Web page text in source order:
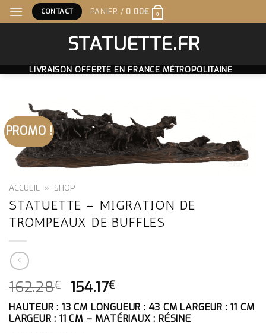
Skip
to
CONTACT PANIER / 0.00€ 0
STATUETTE.FR
LIVRAISON OFFERTE EN FRANCE MÉTROPOLITAINE
PROMO !
ACCUEIL » SHOP
STATUETTE – MIGRATION DE
TROMPEAUX DE BUFFLES
162.28€ LE
PRIX
INITIAL
154.17€
PRIX
ACTUEL
HAUTEUR : 13 CM LONGUEUR : 43 CM LARGEUR : 11 CM
LARGEUR : 11 CM – MATÉRIAUX : RÉSINE